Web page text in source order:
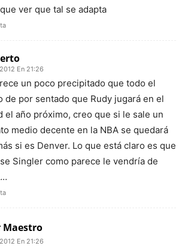
ver que tal se adapta
En 21:26
un poco precipitado que todo el
de por sentado que Rudy jugará en el
el año próximo, creo que si le sale un
medio decente en la NBA se quedará
si es Denver. Lo que está claro es que
Singler como parece le vendría de
Maestro
En 21:26